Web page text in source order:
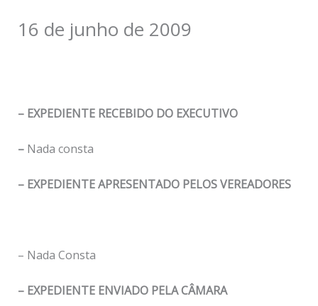
16 de junho de 2009
– EXPEDIENTE RECEBIDO DO EXECUTIVO
– Nada consta
– EXPEDIENTE APRESENTADO PELOS VEREADORES
– Nada Consta
– EXPEDIENTE ENVIADO PELA CÂMARA